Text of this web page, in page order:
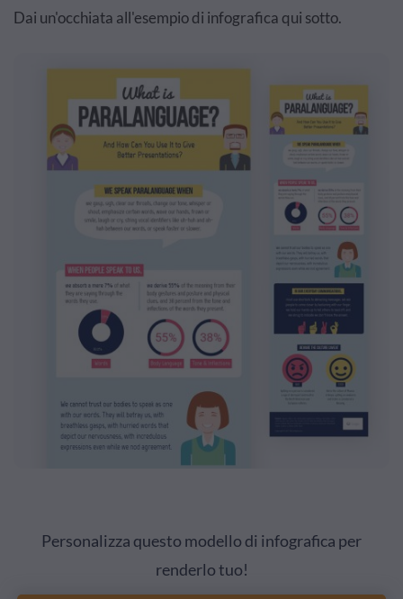
Dai un'occhiata all'esempio di infografica qui sotto.
Personalizza questo modello di infografica per
renderlo tuo!